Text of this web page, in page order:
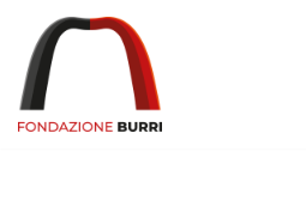
Vai
al
contenuto